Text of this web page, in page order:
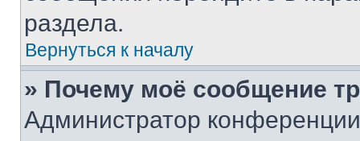
раздела.
Вернуться к началу
» Почему моё сообщение
Администратор